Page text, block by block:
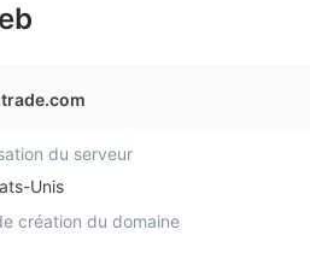
du serveur
Unis
création du domaine